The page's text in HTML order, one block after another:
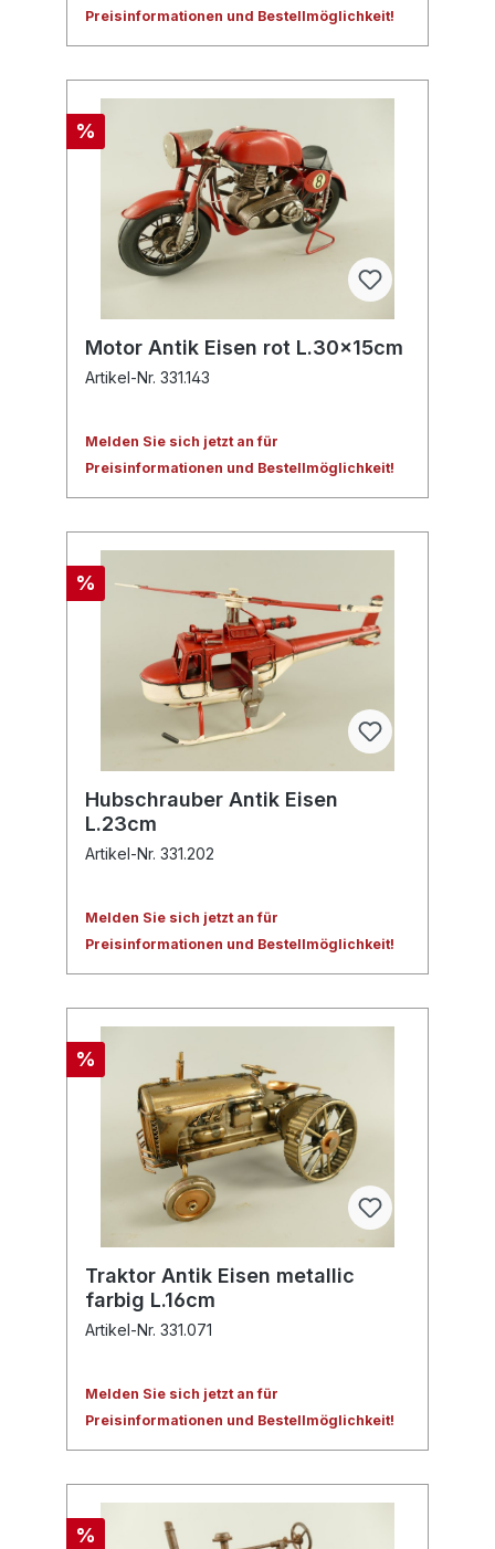
Preisinformationen und Bestellmöglichkeit!
%
Motor Antik Eisen rot L.30x15cm
Artikel-Nr. 331.143
Melden Sie sich jetzt an für
Preisinformationen und Bestellmöglichkeit!
%
Hubschrauber Antik Eisen
L.23cm
Artikel-Nr. 331.202
Melden Sie sich jetzt an für
Preisinformationen und Bestellmöglichkeit!
%
Traktor Antik Eisen metallic
farbig L.16cm
Artikel-Nr. 331.071
Melden Sie sich jetzt an für
Preisinformationen und Bestellmöglichkeit!
%